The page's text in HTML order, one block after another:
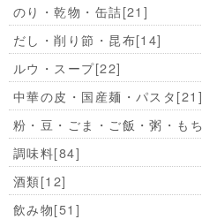
のり・乾物・缶詰[21]
だし・削り節・昆布[14]
ルウ・スープ[22]
中華の皮・国産麺・パスタ[21]
粉・豆・ごま・ご飯・粥・もち
調味料[84]
酒類[12]
飲み物[51]